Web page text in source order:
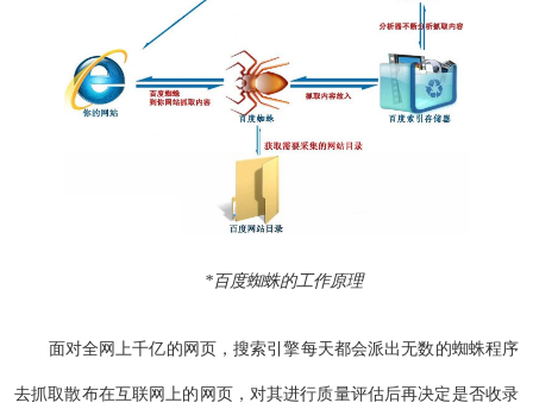
*百度蜘蛛的工作原理
面对全网上千亿的网页，搜索引擎每天都会派出无数的蜘蛛程序
去抓取散布在互联网上的网页，对其进行质量评估后再决定是否收录